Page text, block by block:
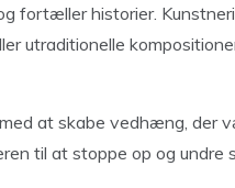
fortæller historier.
utraditionelle
at skabe vedhæng, der
til at stoppe op og undre